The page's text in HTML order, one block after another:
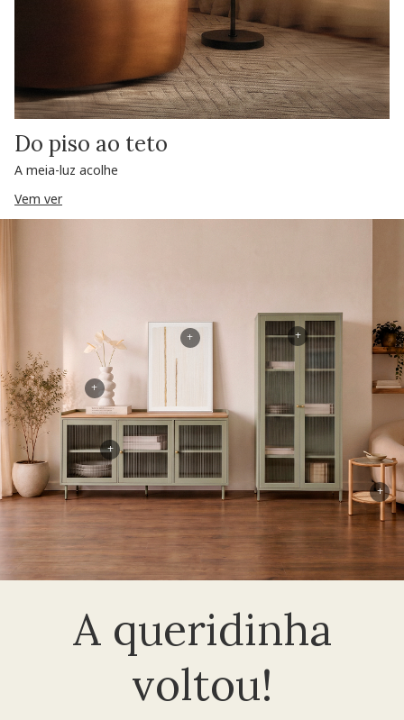
Do piso ao teto
A meia-luz acolhe
Vem ver
A queridinha
voltou!
+
+
+
+
+